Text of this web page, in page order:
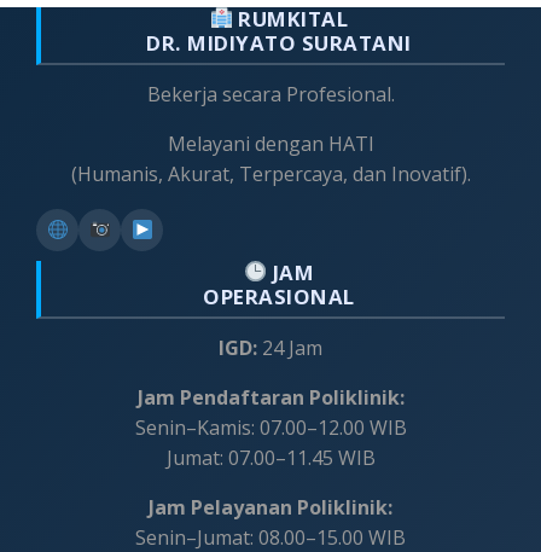
RUMKITAL
DR. MIDIYATO SURATANI
Bekerja secara Profesional.
Melayani dengan HATI
(Humanis, Akurat, Terpercaya, dan Inovatif).
JAM
OPERASIONAL
IGD: 24 Jam
Jam Pendaftaran Poliklinik:
Senin–Kamis: 07.00–12.00 WIB
Jumat: 07.00–11.45 WIB
Jam Pelayanan Poliklinik:
Senin–Jumat: 08.00–15.00 WIB